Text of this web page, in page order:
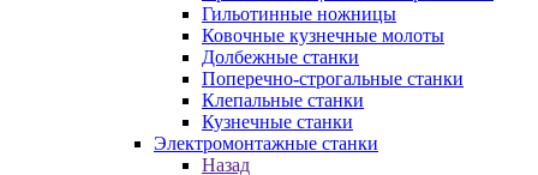
Гильотинные ножницы
Ковочные кузнечные молоты
Долбежные станки
Поперечно-строгальные станки
Клепальные станки
Кузнечные станки
Электромонтажные станки
Назад